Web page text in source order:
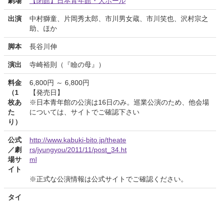
出演
中村獅童、片岡秀太郎、市川男女蔵、市川笑也、沢村宗之
助、ほか
脚本 長谷川伸
演出 寺崎裕則（『瞼の母』）
料金
（1
枚あ
た
り）
6,800円 ～ 6,800円
【発売日】
※日本青年館の公演は16日のみ。巡業公演のため、他会場
については、サイトでご確認下さい
公式
／劇
場サ
イト
http://www.kabuki-bito.jp/theate
rs/jyungyou/2011/11/post_34.ht
ml
※正式な公演情報は公式サイトでご確認ください。
タイ